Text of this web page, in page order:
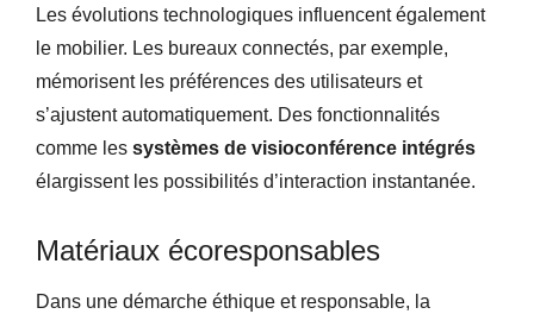
Les évolutions technologiques influencent également
le mobilier. Les bureaux connectés, par exemple,
mémorisent les préférences des utilisateurs et
s’ajustent automatiquement. Des fonctionnalités
comme les systèmes de visioconférence intégrés
élargissent les possibilités d’interaction instantanée.
Matériaux écoresponsables
Dans une démarche éthique et responsable, la